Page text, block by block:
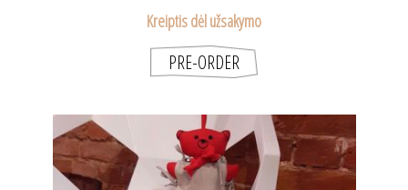
Kreiptis dėl užsakymo